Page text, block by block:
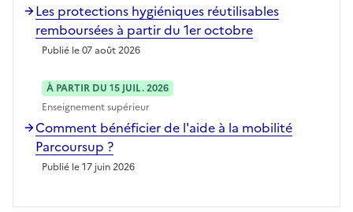
Les protections hygiéniques réutilisables
remboursées à partir du 1er octobre
Publié le 07 août 2026
À PARTIR DU 15 JUIL. 2026
Enseignement supérieur
Comment bénéficier de l'aide à la mobilité
Parcoursup ?
Publié le 17 juin 2026